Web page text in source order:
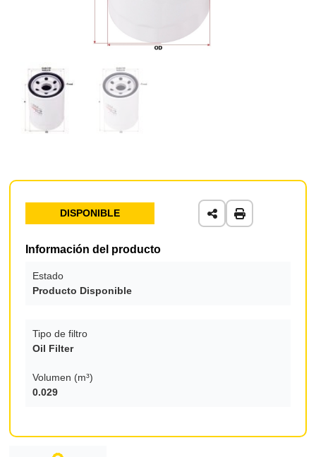
DISPONIBLE
Información del producto
Estado
Producto Disponible
Tipo de filtro
Oil Filter
Volumen (m³)
0.029